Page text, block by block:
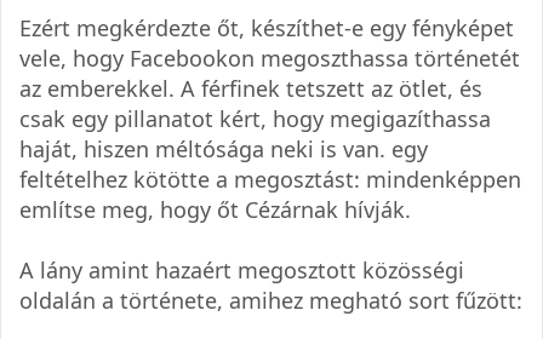
Ezért megkérdezte őt, készíthet-e egy fényképet
vele, hogy Facebookon megoszthassa történetét
az emberekkel. A férfinek tetszett az ötlet, és
csak egy pillanatot kért, hogy megigazíthassa
haját, hiszen méltósága neki is van. egy
feltételhez kötötte a megosztást: mindenképpen
említse meg, hogy őt Cézárnak hívják.
A lány amint hazaért megosztott közösségi
oldalán a története, amihez megható sort fűzött: